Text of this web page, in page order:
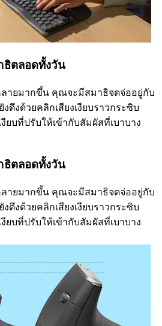
ธิตลอดทั้งวัน
ลายมากขึ้น คุณจะมีสมาธิจดจ่ออยู่กับ
ดึงด้วยคลิกเสียงเงียบราวกระซิบ
ยบที่ปรับให้เข้ากับสัมผัสที่เบาบาง
ธิตลอดทั้งวัน
ลายมากขึ้น คุณจะมีสมาธิจดจ่ออยู่กับ
ดึงด้วยคลิกเสียงเงียบราวกระซิบ
ยบที่ปรับให้เข้ากับสัมผัสที่เบาบาง